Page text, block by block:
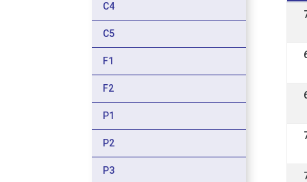
C4
C5
F1
F2
P1
P2
P3